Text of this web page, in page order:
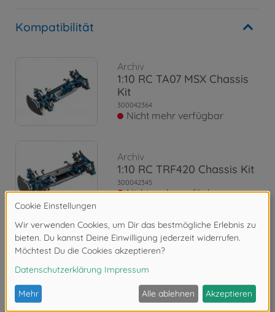
Kompatibilität
Archiv
1:10 RC TA07 MSX Chassis
Kit
300042364
Nicht mehr verfügbar
Archiv
1:10 RC TRF420 Chassis Kit
300042345
Nicht mehr verfügbar
Archiv
1:10 RC TRF420X Chassis
300042382
Nicht mehr verfügbar